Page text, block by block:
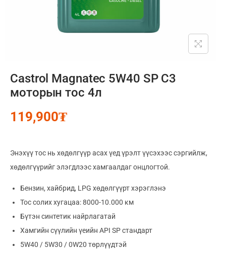
Castrol Magnatec 5W40 SP C3
моторын тос 4л
119,900₮
Энэхүү тос нь хөдөлгүүр асах үед үрэлт үүсэхээс сэргийлж,
хөдөлгүүрийг элэгдлээс хамгаалдаг онцлогтой.
Бензин, хайбрид, LPG хөдөлгүүрт хэрэглэнэ
Тос солих хугацаа: 8000-10.000 км
Бүтэн синтетик найрлагатай
Хамгийн сүүлийн үеийн API SP стандарт
5W40 / 5W30 / 0W20 төрлүүдтэй